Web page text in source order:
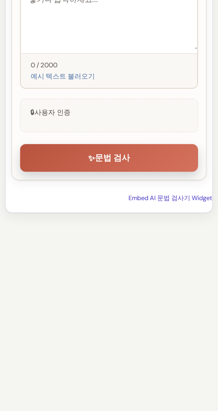
0 / 2000
예시 텍스트 불러오기
🔒사용자 인증
✨문법 검사
Embed AI 문법 검사기 Widget